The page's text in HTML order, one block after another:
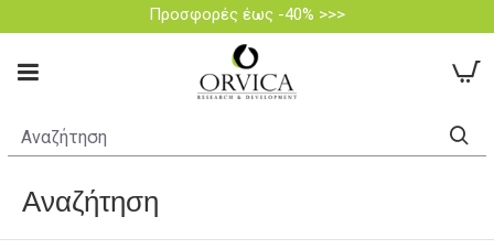
Προσφορές έως -40% >>>
Αναζήτηση